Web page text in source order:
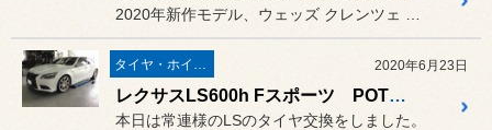
2020年6月23日
レクサスLS600h Fスポーツ POTENZA S007A装着
本日は常連様のLSのタイヤ交換をしました。